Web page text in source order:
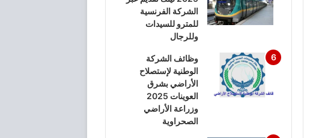
الشركة الفرنسية
للمترو للسيدات
وللرجال
وظائف الشركة
الوطنية لإستصلاح
الأراضي بشرق
العوينات 2025
وزراعة الأراضي
الصحراوية